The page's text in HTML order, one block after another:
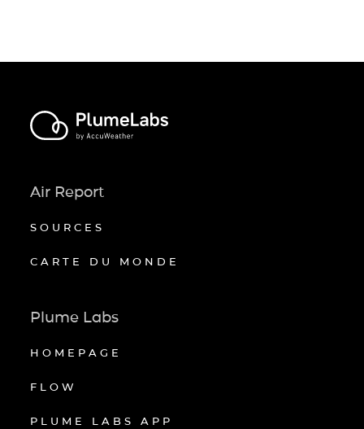
Air Report
SOURCES
CARTE DU MONDE
Plume Labs
HOMEPAGE
FLOW
PLUME LABS APP